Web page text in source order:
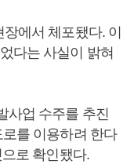
에서 체포됐다. 이
다는 사실이 밝혀
사업 수주를 추진
를 이용하려 한다
로 확인됐다.